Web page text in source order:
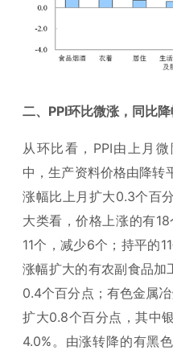
二、 PPI环比微涨，同比
从环比看，PPI由上月
中，生产资料价格由降转
涨幅比上月扩大0.3个百
大类看，价格上涨的有
11个，减少6个；持平的
涨幅扩大的有农副食品加
0.4个百分点；有色金属冶
扩大0.8个百分点，其中
4.0%。由涨转降的有黑